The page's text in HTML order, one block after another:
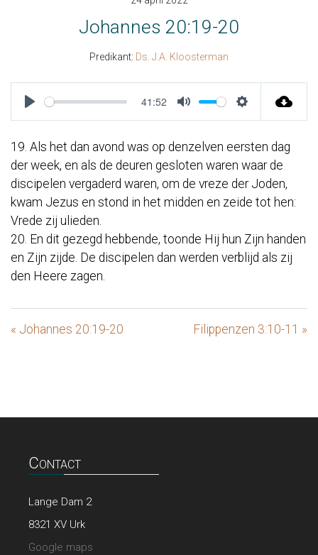
Johannes 20:19-20
Predikant: Ds. J.A. Kloosterman
Play
41:52
Mute Settings
19. Als het dan avond was op denzelven eersten dag
der week, en als de deuren gesloten waren waar de
discipelen vergaderd waren, om de vreze der Joden,
kwam Jezus en stond in het midden en zeide tot hen:
Vrede zij ulieden.
20. En dit gezegd hebbende, toonde Hij hun Zijn handen
en Zijn zijde. De discipelen dan werden verblijd als zij
den Heere zagen.
« Johannes 20:19-20 Filippenzen 3:10-11 »
Contact
Lange Dam 2
8321 XV Urk
Google maps